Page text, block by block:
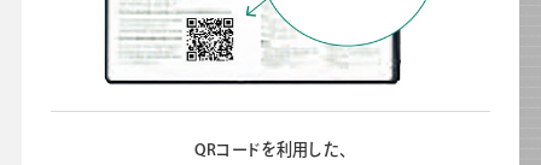
QRコードを利用した、